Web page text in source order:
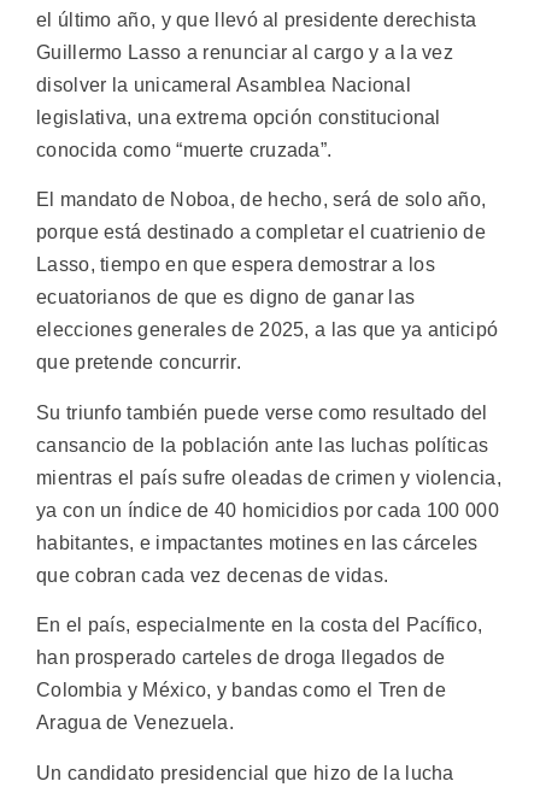
el último año, y que llevó al presidente derechista
Guillermo Lasso a renunciar al cargo y a la vez
disolver la unicameral Asamblea Nacional
legislativa, una extrema opción constitucional
conocida como “muerte cruzada”.
El mandato de Noboa, de hecho, será de solo año,
porque está destinado a completar el cuatrienio de
Lasso, tiempo en que espera demostrar a los
ecuatorianos de que es digno de ganar las
elecciones generales de 2025, a las que ya anticipó
que pretende concurrir.
Su triunfo también puede verse como resultado del
cansancio de la población ante las luchas políticas
mientras el país sufre oleadas de crimen y violencia,
ya con un índice de 40 homicidios por cada 100 000
habitantes, e impactantes motines en las cárceles
que cobran cada vez decenas de vidas.
En el país, especialmente en la costa del Pacífico,
han prosperado carteles de droga llegados de
Colombia y México, y bandas como el Tren de
Aragua de Venezuela.
Un candidato presidencial que hizo de la lucha